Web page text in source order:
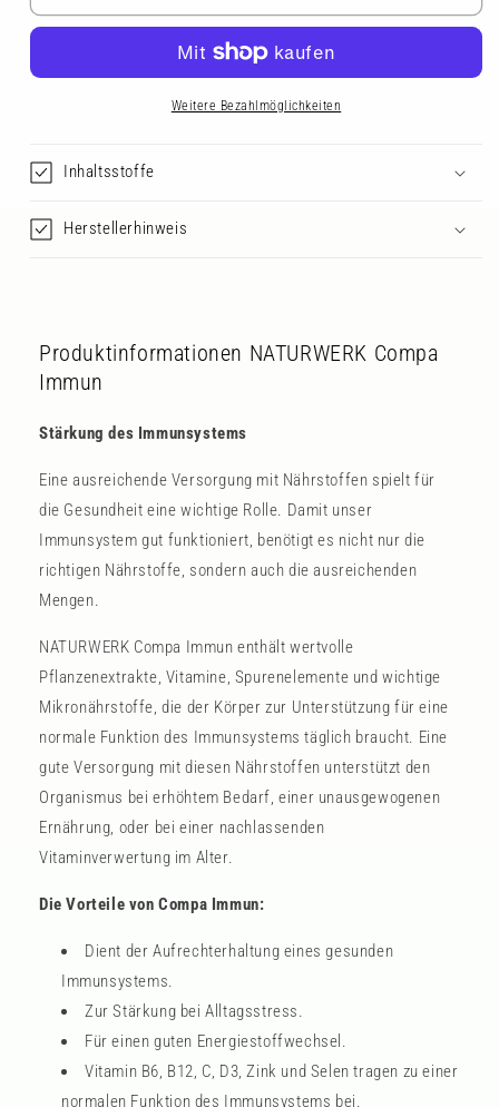
Weitere Bezahlmöglichkeiten
Inhaltsstoffe
Herstellerhinweis
Produktinformationen NATURWERK Compa
Immun
Stärkung des Immunsystems
Eine ausreichende Versorgung mit Nährstoffen spielt für
die Gesundheit eine wichtige Rolle. Damit unser
Immunsystem gut funktioniert, benötigt es nicht nur die
richtigen Nährstoffe, sondern auch die ausreichenden
Mengen.
NATURWERK Compa Immun enthält wertvolle
Pflanzenextrakte, Vitamine, Spurenelemente und wichtige
Mikronährstoffe, die der Körper zur Unterstützung für eine
normale Funktion des Immunsystems täglich braucht. Eine
gute Versorgung mit diesen Nährstoffen unterstützt den
Organismus bei erhöhtem Bedarf, einer unausgewogenen
Ernährung, oder bei einer nachlassenden
Vitaminverwertung im Alter.
Die Vorteile von Compa Immun:
Dient der Aufrechterhaltung eines gesunden
Immunsystems.
Zur Stärkung bei Alltagsstress.
Für einen guten Energiestoffwechsel.
Vitamin B6, B12, C, D3, Zink und Selen tragen zu einer
normalen Funktion des Immunsystems bei.